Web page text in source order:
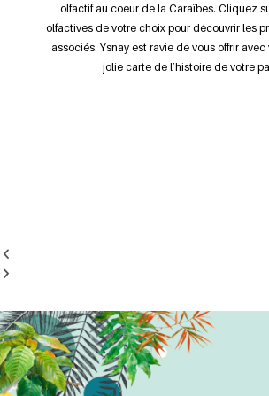
olfactif au coeur de la Caraïbes. Cliquez
olfactives de votre choix pour découvrir les
associés. Ysnay est ravie de vous offrir
jolie carte de l’histoire de votre